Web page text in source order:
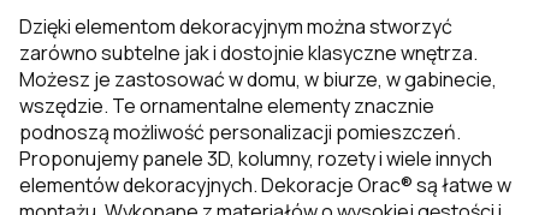
Dzięki elementom dekoracyjnym można stworzyć
zarówno subtelne jak i dostojnie klasyczne wnętrza.
Możesz je zastosować w domu, w biurze, w gabinecie,
wszędzie. Te ornamentalne elementy znacznie
podnoszą możliwość personalizacji pomieszczeń.
Proponujemy panele 3D, kolumny, rozety i wiele innych
elementów dekoracyjnych. DekoracjeOrac® są łatwe w